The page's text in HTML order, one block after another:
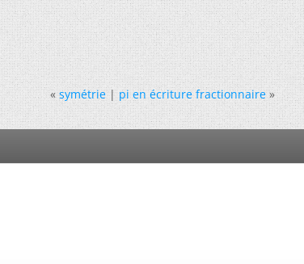
« symétrie|pi en écriture fractionnaire »